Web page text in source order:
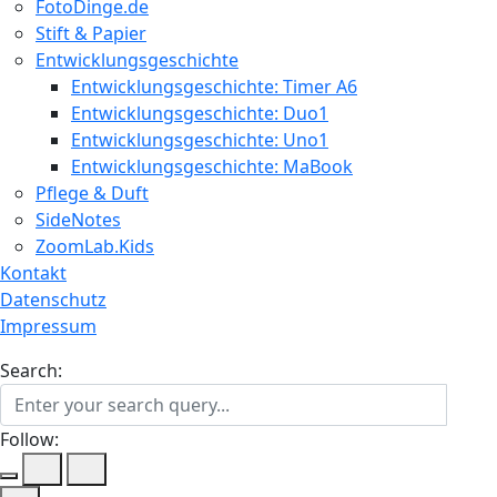
FotoDinge.de
Stift & Papier
Entwicklungsgeschichte
Entwicklungsgeschichte: Timer A6
Entwicklungsgeschichte: Duo1
Entwicklungsgeschichte: Uno1
Entwicklungsgeschichte: MaBook
Pflege & Duft
SideNotes
ZoomLab.Kids
Kontakt
Datenschutz
Impressum
Search:
Follow: